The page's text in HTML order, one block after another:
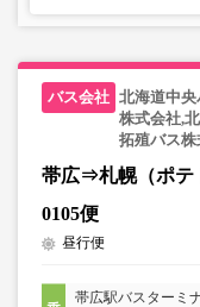
北海道中
株式会社,
拓殖バス株
帯広⇒札幌（ポテ
0105便
昼行便
帯広駅バスターミ